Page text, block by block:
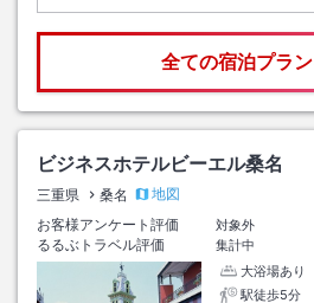
全ての宿泊プラ
ビジネスホテルビーエル桑名
三重県 桑名
地図
お客様アンケート評価
対象外
るるぶトラベル評価
集計中
大浴場あり
駅徒歩5分